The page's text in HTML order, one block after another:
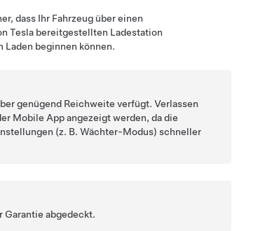
dass Ihr Fahrzeug über einen
Tesla bereitgestellten Ladestation
beginnen können.
genügend Reichweite verfügt. Verlassen
Mobile App angezeigt werden, da die
(z. B. Wächter-Modus) schneller
Garantie abgedeckt.